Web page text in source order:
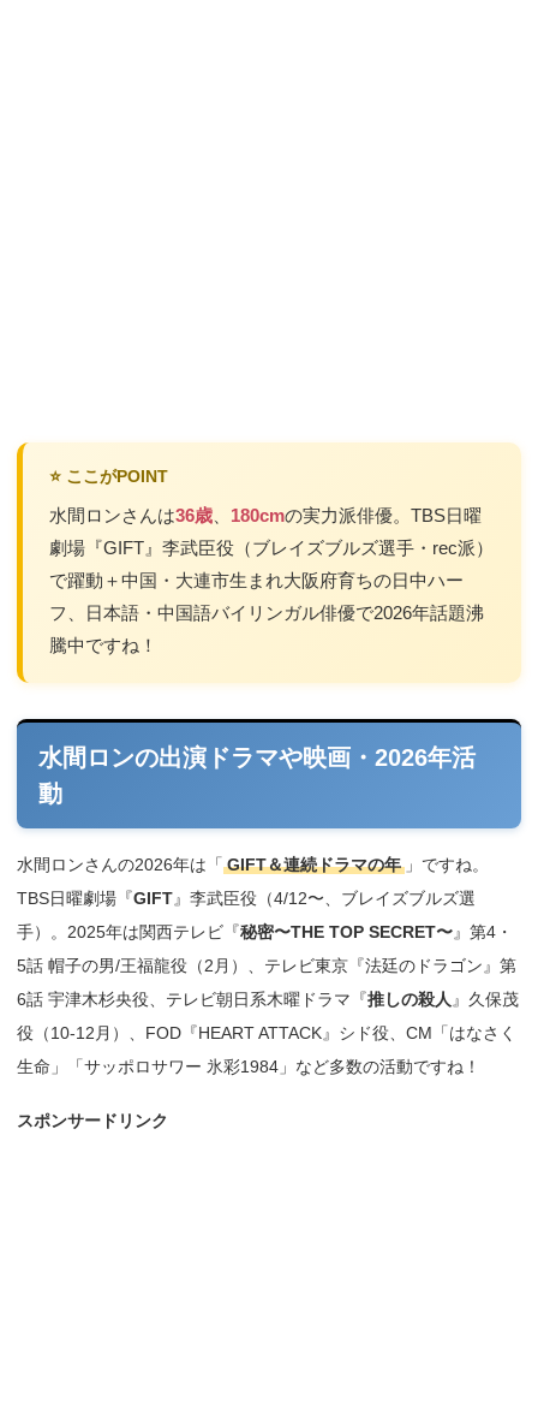
⭐ ここがPOINT
水間ロンさんは36歳 180cmの実力派俳優。TBS日曜
劇場『GIFT』李武臣役（ブレイズブルズ選手・rec派）
で躍動＋中国・大連市生まれ大阪府育ちの日中ハー
フ、日本語・中国語バイリンガル俳優で2026年話題沸
騰中ですね！
水間ロンの出演ドラマや映画・2026年活
動
水間ロンさんの2026年は「GIFT＆連続ドラマの年 」ですね。
TBS日曜劇場『GIFT』李武臣役（4/12〜、ブレイズブルズ選
手）。2025年は関西テレビ『秘密〜THE TOP SECRET〜』第4・
5話 帽子の男/王福龍役（2月）、テレビ東京『法廷のドラゴン』第
6話 宇津木杉央役、テレビ朝日系木曜ドラマ『推しの殺人』久保茂
役（10-12月）、FOD『HEART ATTACK』シド役、CM「はなさく
生命」「サッポロサワー 氷彩1984」など多数の活動ですね！
スポンサードリンク